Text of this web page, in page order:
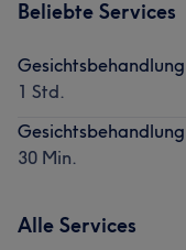
Beliebte Services
1 Std.
30 Min.
Alle Services